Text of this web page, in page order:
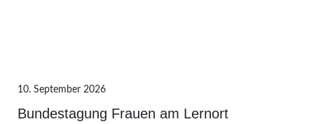
10. September 2026
Bundestagung Frauen am Lernort